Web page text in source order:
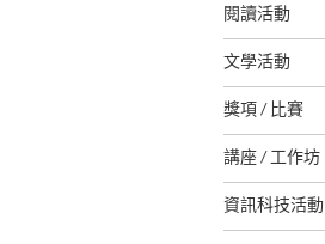
閱讀活動
文學活動
獎項 / 比賽
講座 / 工作坊
資訊科技活動